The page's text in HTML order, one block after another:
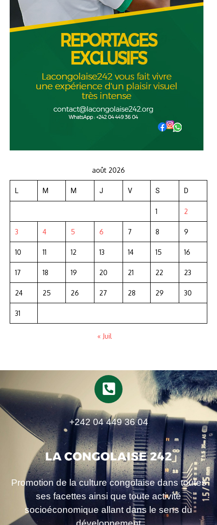
août 2026
L M M J V S D
1 2
3 4 5 6 7 8 9
10 11 12 13 14 15 16
17 18 19 20 21 22 23
24 25 26 27 28 29 30
31
« Juil
+242 04 449 36 04
Promotion de la culture congolaise dans toutes
ses facettes ainsi que toute activité
socioéconomique allant dans le sens du